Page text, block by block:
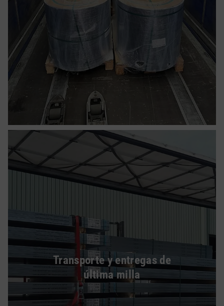
Transporte y entregas de
última milla